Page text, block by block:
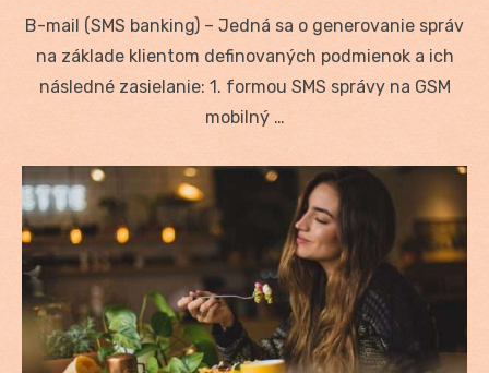
B-mail (SMS banking) – Jedná sa o generovanie správ
na základe klientom definovaných podmienok a ich
následné zasielanie: 1. formou SMS správy na GSM
mobilný …